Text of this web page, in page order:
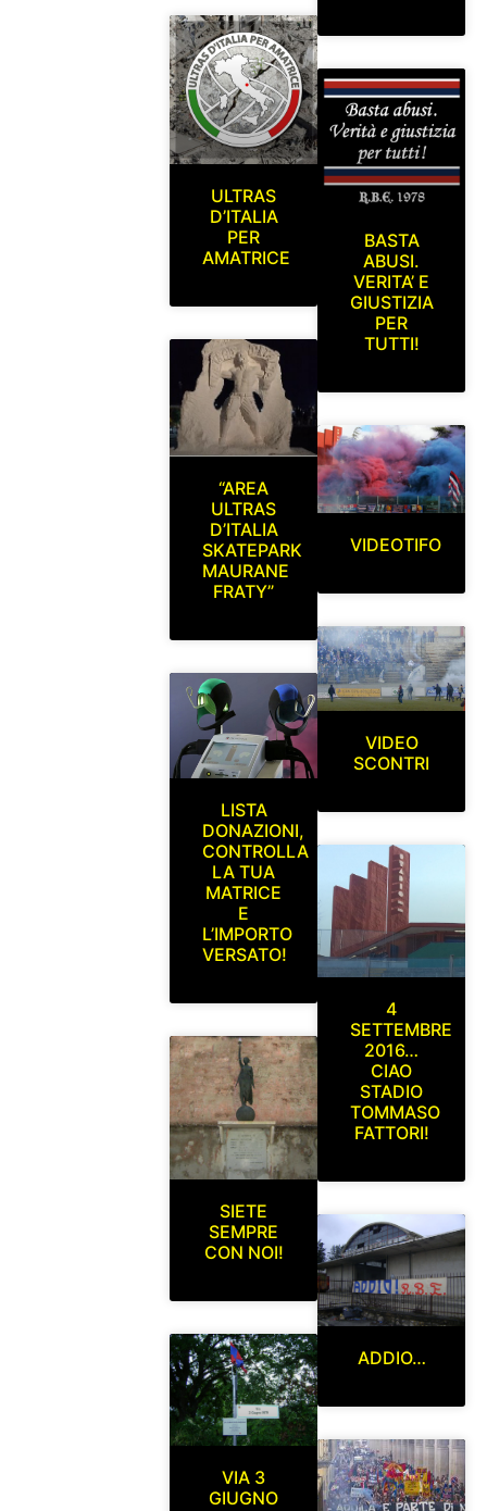
ULTRAS
D’ITALIA
PER
AMATRICE
“AREA
ULTRAS
D’ITALIA
SKATEPARK
MAURANE
FRATY”
LISTA
DONAZIONI,
CONTROLLA
LA TUA
MATRICE
E
L’IMPORTO
VERSATO!
SIETE
SEMPRE
CON NOI!
VIA 3
GIUGNO
BASTA
ABUSI.
VERITA’ E
GIUSTIZIA
PER
TUTTI!
VIDEOTIFO
VIDEO
SCONTRI
4
SETTEMBRE
2016…
CIAO
STADIO
TOMMASO
FATTORI!
ADDIO…